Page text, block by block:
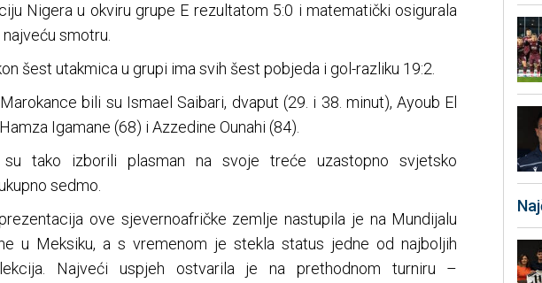
Nigera u okviru grupe E rezultatom 5:0 i matematički osigurala
smotru.
šest utakmica u grupi ima svih šest pobjeda i gol-razliku 19:2.
bili su Ismael Saibari, dvaput (29. i 38. minut), Ayoub El
Igamane (68) i Azzedine Ounahi (84).
su tako izborili plasman na svoje treće uzastopno svjetsko
sedmo.
ove sjevernoafričke zemlje nastupila je na Mundijalu
u Meksiku, a s vremenom je stekla status jedne od najboljih
Najveći uspjeh ostvarila je na prethodnom turniru –